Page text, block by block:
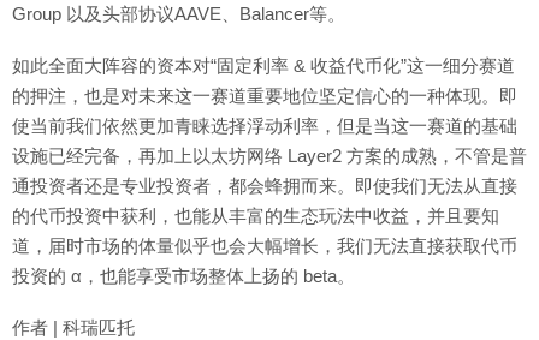
Group 以及头部协议AAVE、Balancer等。
如此全面大阵容的资本对“固定利率 & 收益代币化”这一细分赛道
的押注，也是对未来这一赛道重要地位坚定信心的一种体现。即
使当前我们依然更加青睐选择浮动利率，但是当这一赛道的基础
设施已经完备，再加上以太坊网络 Layer2 方案的成熟，不管是普
通投资者还是专业投资者，都会蜂拥而来。即使我们无法从直接
的代币投资中获利，也能从丰富的生态玩法中收益，并且要知
道，届时市场的体量似乎也会大幅增长，我们无法直接获取代币
投资的 α，也能享受市场整体上扬的 beta。
作者 | 科瑞匹托